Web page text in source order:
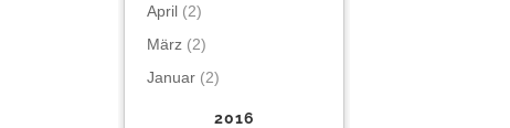
April (2)
März (2)
Januar (2)
2016